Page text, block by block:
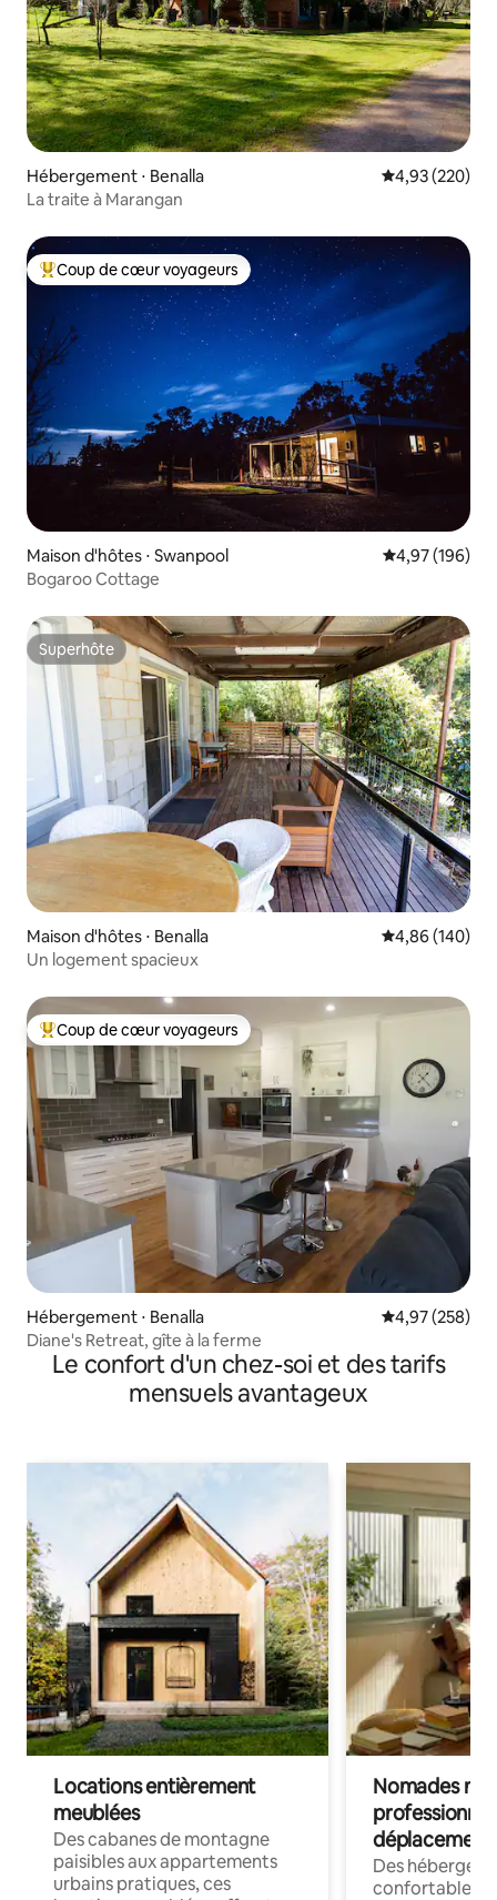
Hébergement ⋅ Benalla Évaluation
4,93 (220)
La traite à Marangan
Coups de cœur voyageurs les plus appréciés
Coup de cœur voyageurs
Maison d'hôtes ⋅ Swanpool Évaluation
4,97 (196)
Bogaroo Cottage
Superhôte
Superhôte
Maison d'hôtes ⋅ Benalla Évaluation
4,86 (140)
Un logement spacieux
Coups de cœur voyageurs les plus appréciés
Coup de cœur voyageurs
Hébergement ⋅ Benalla Évaluation
4,97 (258)
Diane's Retreat, gîte à la ferme
Le confort d'un chez-soi et des tarifs
mensuels avantageux
Locations entièrement
meublées
Des cabanes de montagne
paisibles aux appartements
urbains pratiques, ces
Nomades
déplacement
Des
confortables